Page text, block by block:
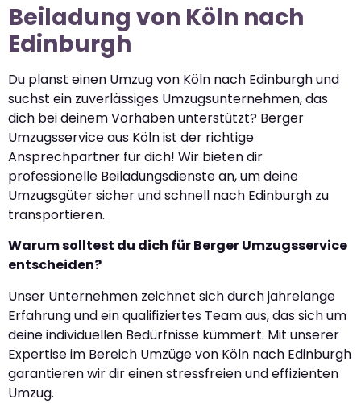
Beiladung von Köln nach
Edinburgh
Du planst einen Umzug von Köln nach Edinburgh und
suchst ein zuverlässiges Umzugsunternehmen, das
dich bei deinem Vorhaben unterstützt? Berger
Umzugsservice aus Köln ist der richtige
Ansprechpartner für dich! Wir bieten dir
professionelle Beiladungsdienste an, um deine
Umzugsgüter sicher und schnell nach Edinburgh zu
transportieren.
Warum solltest du dich für Berger Umzugsservice
entscheiden?
Unser Unternehmen zeichnet sich durch jahrelange
Erfahrung und ein qualifiziertes Team aus, das sich um
deine individuellen Bedürfnisse kümmert. Mit unserer
Expertise im Bereich Umzüge von Köln nach Edinburgh
garantieren wir dir einen stressfreien und effizienten
Umzug.